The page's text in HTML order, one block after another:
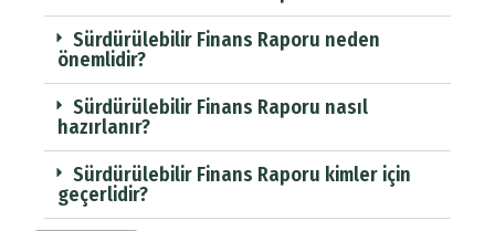
Sürdürülebilir Finans Raporu neden
önemlidir?
Sürdürülebilir Finans Raporu nasıl
hazırlanır?
Sürdürülebilir Finans Raporu kimler için
geçerlidir?